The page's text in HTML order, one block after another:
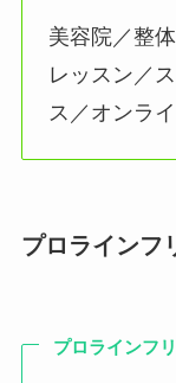
美容院／整
レッスン／
ス／オンラ
プロラインフ
プロラインフ